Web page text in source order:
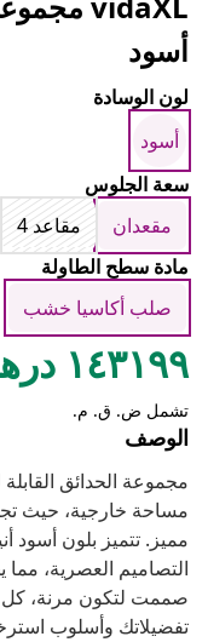
أسود
لون الوسادة
أسود
سعة الجلوس
مقعدان
مقاعد 4
مادة سطح الطاولة
صلب أكاسيا خشب
١٤٣١٩٩ درهم
تشمل ض. ق. م.
الوصف
مجموعة الحدائق القابلة
مساحة خارجية، حيث
مميز. تتميز بلون أسود
التصاميم العصرية، مما
صممت لتكون مرنة، كل
تفضيلاتك وأسلوب